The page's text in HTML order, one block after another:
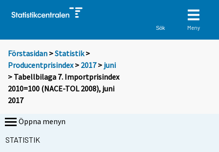
Sök Meny
Förstasidan >Statistik >
Producentprisindex> 2017> juni
> Tabellbilaga 7. Importprisindex
2010=100 (NACE-TOL 2008), juni
2017
Öppna menyn
STATISTIK